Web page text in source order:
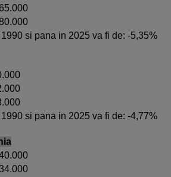
si pana in 2025 va fi de: -5,35%
si pana in 2025 va fi de: -4,77%